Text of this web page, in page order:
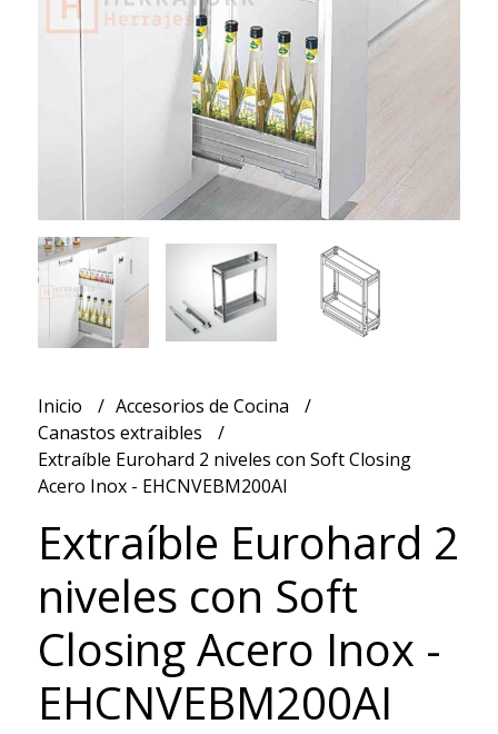
Inicio
Accesorios de Cocina
Canastos extraibles
Extraíble Eurohard 2 niveles con Soft Closing
Acero Inox - EHCNVEBM200AI
Extraíble Eurohard 2
niveles con Soft
Closing Acero Inox -
EHCNVEBM200AI